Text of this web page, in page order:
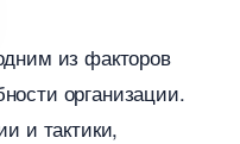
из факторо
организации.​
и тактики,